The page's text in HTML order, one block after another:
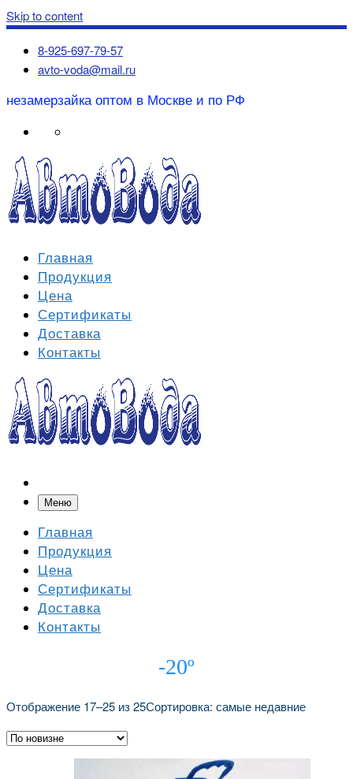
Skip to content
8-925-697-79-57
avto-voda@mail.ru
незамерзайка оптом в Москве и по РФ
Главная
Продукция
Цена
Сертификаты
Доставка
Контакты
Меню
Главная
Продукция
Цена
Сертификаты
Доставка
Контакты
-20º
Отображение 17–25 из 25Сортировка: самые недавние